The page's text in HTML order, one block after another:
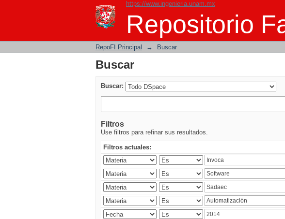
https://www.ingenieria.unam.mx
Repositorio
Buscar
RepoFI Principal → Buscar
Buscar
Buscar:
Filtros
Use filtros para refinar sus resultados.
Filtros actuales: